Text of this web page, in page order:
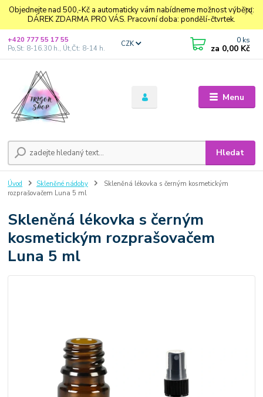
Objednejte nad 500,-Kč a automaticky vám nabídneme možnost výběru:
DÁREK ZDARMA PRO VÁS. Pracovní doba: pondělí-čtvrtek.
Menu
CZK
Hledat
+420 777 55 17 55
Po,St: 8-16.30 h., Út,Čt: 8-14 h.
0 ks
za 0,00 Kč
Úvod Skleněné nádoby
Skleněná lékovka s černým kosmetickým
rozprašovačem Luna 5 ml
Skleněná lékovka s černým
kosmetickým rozprašovačem
Luna 5 ml